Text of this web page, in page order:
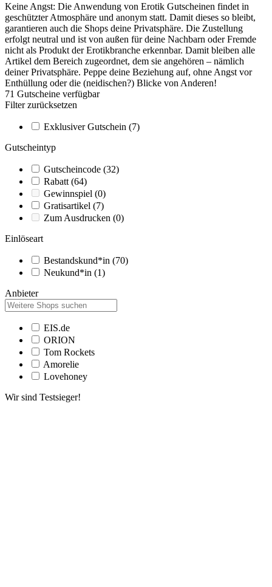
Keine Angst: Die Anwendung von Erotik Gutscheinen findet in
geschützter Atmosphäre und anonym statt. Damit dieses so bleibt,
garantieren auch die Shops deine Privatsphäre. Die Zustellung
erfolgt neutral und ist von außen für deine Nachbarn oder Fremde
nicht als Produkt der Erotikbranche erkennbar. Damit bleiben alle
Artikel dem Bereich zugeordnet, dem sie angehören – nämlich
deiner Privatsphäre. Peppe deine Beziehung auf, ohne Angst vor
Enthüllung oder die (neidischen?) Blicke von Anderen!
71 Gutscheine verfügbar
Filter zurücksetzen
Exklusiver Gutschein (7)
Gutscheintyp
Gutscheincode (32)
Rabatt (64)
Gewinnspiel (0)
Gratisartikel (7)
Zum Ausdrucken (0)
Einlöseart
Bestandskund*in (70)
Neukund*in (1)
Anbieter
EIS.de
ORION
Tom Rockets
Amorelie
Lovehoney
Wir sind Testsieger!